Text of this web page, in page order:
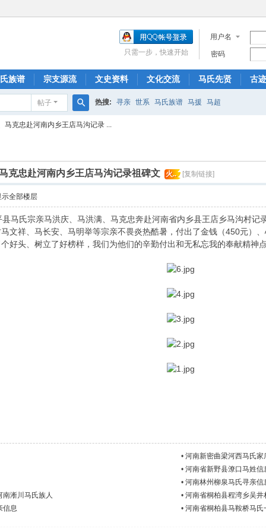
用户名
密码
只需一步，快速开始
族谱 宗支源流 文史资料 文化交流 马氏先贤 古
帖子
搜
热搜: 寻亲 世系 马氏族谱 马援 马超
马克忠赴河南内乡王店马沟记录 ...
克忠赴河南内乡王店马沟记录祖碑文 火.. [复制链接]
示全部楼层
马氏宗亲马洪庆、马洪满、马克忠奔赴河南省内乡县王店乡马沟村记
文祥、马长安、马明举等宗亲不畏炎热酷暑，付出了金钱（450元）
好头、树立了好榜样，我们为他们的辛勤付出和无私忘我的奉献精神
• 河南新密曲梁河西马氏家
• 河南省新野县潦口马姓信
• 河南林州柳泉马氏寻亲信
淅川马氏族人 • 河南省桐柏县程湾乡吴井
信息 • 河南省桐柏县马鞍桥马氏